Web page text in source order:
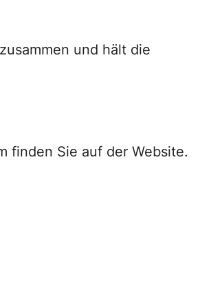
und hält die
finden Sie auf der Website.